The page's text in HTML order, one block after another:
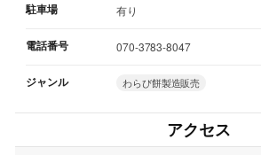
駐車場 有り
電話番号 070-3783-8047
ジャンル わらび餅製造販売
アクセス